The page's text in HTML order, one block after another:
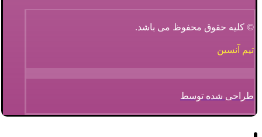
© کلیه حقوق محفوظ می باشد.
تیم آنسین
طراحی شده توسط